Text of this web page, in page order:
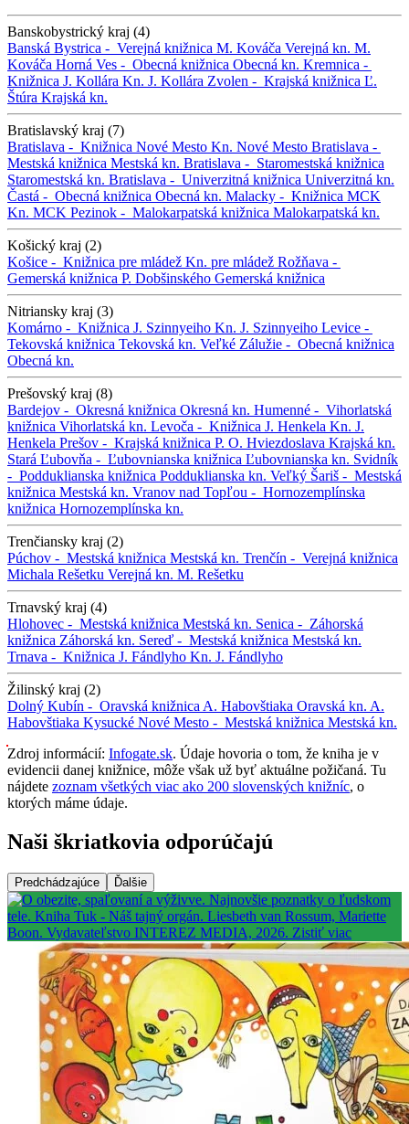
Banskobystrický kraj (4)
Banská Bystrica - Verejná knižnica M. Kováča Verejná kn. M.
Kováča Horná Ves - Obecná knižnica Obecná kn. Kremnica -
Knižnica J. Kollára Kn. J. Kollára Zvolen - Krajská knižnica Ľ.
Štúra Krajská kn.
Bratislavský kraj (7)
Bratislava - Knižnica Nové Mesto Kn. Nové Mesto Bratislava -
Mestská knižnica Mestská kn. Bratislava - Staromestská knižnica
Staromestská kn. Bratislava - Univerzitná knižnica Univerzitná kn.
Častá - Obecná knižnica Obecná kn. Malacky - Knižnica MCK
Kn. MCK Pezinok - Malokarpatská knižnica Malokarpatská kn.
Košický kraj (2)
Košice - Knižnica pre mládež Kn. pre mládež Rožňava -
Gemerská knižnica P. Dobšinského Gemerská knižnica
Nitriansky kraj (3)
Komárno - Knižnica J. Szinnyeiho Kn. J. Szinnyeiho Levice -
Tekovská knižnica Tekovská kn. Veľké Zálužie - Obecná knižnica
Obecná kn.
Prešovský kraj (8)
Bardejov - Okresná knižnica Okresná kn. Humenné - Vihorlatská
knižnica Vihorlatská kn. Levoča - Knižnica J. Henkela Kn. J.
Henkela Prešov - Krajská knižnica P. O. Hviezdoslava Krajská kn.
Stará Ľubovňa - Ľubovnianska knižnica Ľubovnianska kn. Svidník
- Podduklianska knižnica Podduklianska kn. Veľký Šariš - Mestská
knižnica Mestská kn. Vranov nad Topľou - Hornozemplínska
knižnica Hornozemplínska kn.
Trenčiansky kraj (2)
Púchov - Mestská knižnica Mestská kn. Trenčín - Verejná knižnica
Michala Rešetku Verejná kn. M. Rešetku
Trnavský kraj (4)
Hlohovec - Mestská knižnica Mestská kn. Senica - Záhorská
knižnica Záhorská kn. Sereď - Mestská knižnica Mestská kn.
Trnava - Knižnica J. Fándlyho Kn. J. Fándlyho
Žilinský kraj (2)
Dolný Kubín - Oravská knižnica A. Habovštiaka Oravská kn. A.
Habovštiaka Kysucké Nové Mesto - Mestská knižnica Mestská kn.
Zdroj informácií: Infogate.sk. Údaje hovoria o tom, že kniha je v
evidencii danej knižnice, môže však už byť aktuálne požičaná. Tu
nájdete zoznam všetkých viac ako 200 slovenských knižníc, o
ktorých máme údaje.
Naši škriatkovia odporúčajú
Predchádzajúce Ďalšie